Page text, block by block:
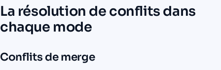
La résolution de conflits dans
chaque mode
Conflits de merge